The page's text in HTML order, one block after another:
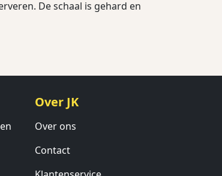
De schaal is gehard en
Over JK
Over ons
Contact